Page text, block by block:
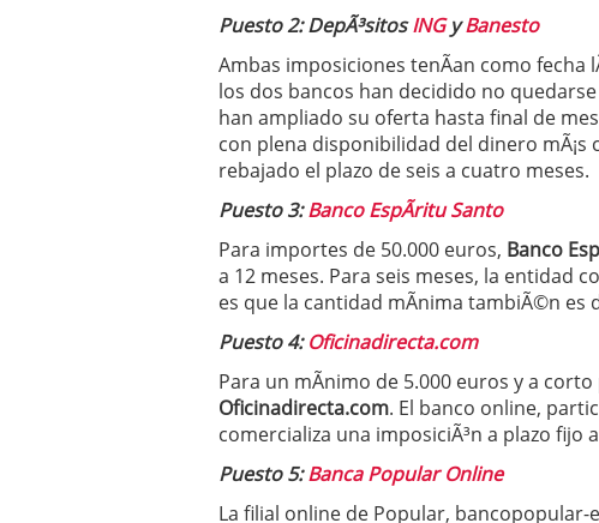
Puesto 2: DepÃ³sitosINGyBanesto
Ambas imposiciones tenÃ­an como fecha
los dos bancos han decidido no
han ampliado su oferta hasta final de
con plena disponibilidad del dinero
rebajado el plazo de seis a cuatro meses.
Puesto 3:Banco EspÃ­ritu Santo
Para importes de 50.000 euros, Banco
a 12 meses. Para seis meses, la entidad
es que la cantidad mÃ­nima tambiÃ©n es
Puesto 4:Oficinadirecta.com
Para un mÃ­nimo de 5.000 euros y a corto
Oficinadirecta.com. El banco online,
comercializa una imposiciÃ³n a plazo fijo
Puesto 5:Banca Popular Online
La filial online de Popular,